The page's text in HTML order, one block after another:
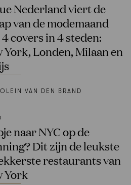
Nederland viert de
van de modemaand
covers in 4 steden:
York, Londen, Milaan en
VAN DEN BRAND
naar NYC op de
Dit zijn de leukste
restaurants van
York